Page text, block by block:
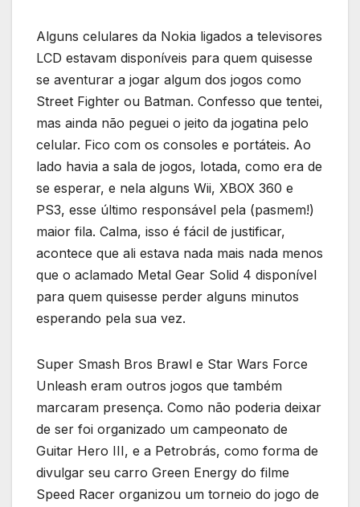
Alguns celulares da Nokia ligados a televisores
LCD estavam disponíveis para quem quisesse
se aventurar a jogar algum dos jogos como
Street Fighter ou Batman. Confesso que tentei,
mas ainda não peguei o jeito da jogatina pelo
celular. Fico com os consoles e portáteis. Ao
lado havia a sala de jogos, lotada, como era de
se esperar, e nela alguns Wii, XBOX 360 e
PS3, esse último responsável pela (pasmem!)
maior fila. Calma, isso é fácil de justificar,
acontece que ali estava nada mais nada menos
que o aclamado Metal Gear Solid 4 disponível
para quem quisesse perder alguns minutos
esperando pela sua vez.
Super Smash Bros Brawl e Star Wars Force
Unleash eram outros jogos que também
marcaram presença. Como não poderia deixar
de ser foi organizado um campeonato de
Guitar Hero III, e a Petrobrás, como forma de
divulgar seu carro Green Energy do filme
Speed Racer organizou um torneio do jogo de